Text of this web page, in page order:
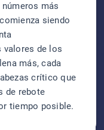
más
comienza siendo
valores de los
más, cada
crítico que
de rebote
tiempo posible.